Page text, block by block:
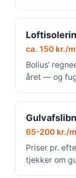
ca. 150 kr./
Bolius’
året — og
65-200 kr./
Priser pr.
tjekker om